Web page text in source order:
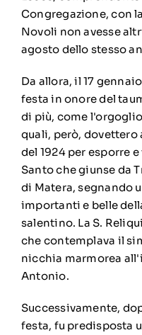
Congregazione, con
Novoli non avesse
agosto dello stesso
Da allora, il 17
festa in onore del
di più, come
quali, però, dovettero
del 1924 per esporre
Santo che giunse da
di Matera, segnando
importanti e belle
salentino. La S.
che contemplava il
nicchia marmorea
Antonio.
Successivamente,
festa, fu predisposta